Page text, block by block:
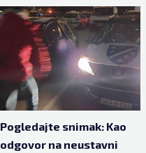
Pogledajte snimak: Kao
odgovor na neustavni